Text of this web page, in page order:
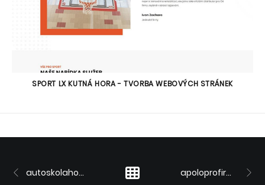
SPORT LX KUTNÁ HORA - TVORBA WEBOVÝCH STRÁNEK
autoskolahodac.cz apoloprofirmy.cz